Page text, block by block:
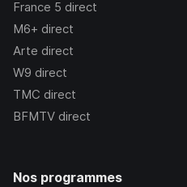
France 5 direct
M6+ direct
Arte direct
W9 direct
TMC direct
BFMTV direct
Nos programmes